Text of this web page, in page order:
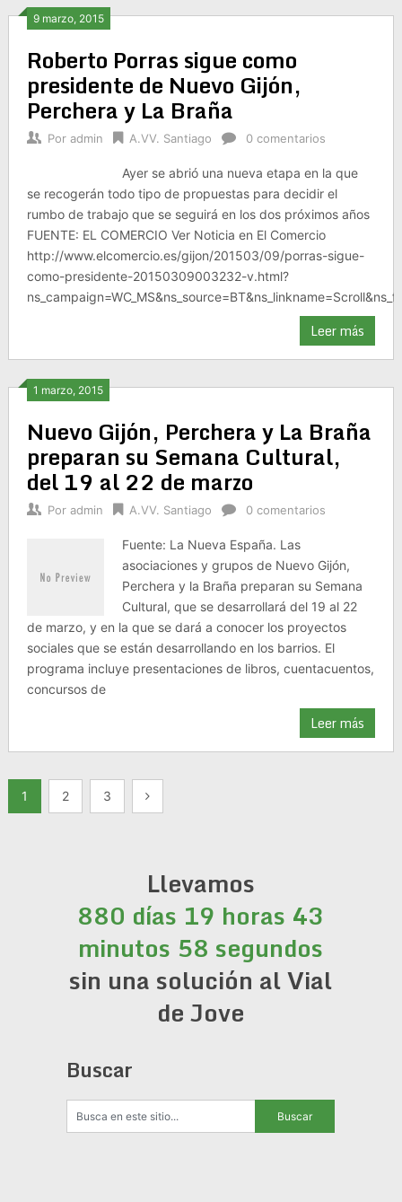
9 marzo, 2015
Roberto Porras sigue como
presidente de Nuevo Gijón,
Perchera y La Braña
Por admin A.VV. Santiago 0 comentarios
Ayer se abrió una nueva etapa en la que
se recogerán todo tipo de propuestas para decidir el
rumbo de trabajo que se seguirá en los dos próximos años
FUENTE: EL COMERCIO Ver Noticia en El Comercio
http://www.elcomercio.es/gijon/201503/09/porras-sigue-
como-presidente-20150309003232-v.html?
Leer más
1 marzo, 2015
Nuevo Gijón, Perchera y La Braña
preparan su Semana Cultural,
del 19 al 22 de marzo
Por admin A.VV. Santiago 0 comentarios
Fuente: La Nueva España. Las
asociaciones y grupos de Nuevo Gijón,
Perchera y la Braña preparan su Semana
Cultural, que se desarrollará del 19 al 22
de marzo, y en la que se dará a conocer los proyectos
sociales que se están desarrollando en los barrios. El
programa incluye presentaciones de libros, cuentacuentos,
concursos de
Leer más
Paginación
1 2 3
Llevamos
880 días 19 horas 43
minutos 58 segundos
sin una solución al Vial
de Jove
Buscar